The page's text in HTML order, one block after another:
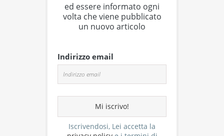
ed essere informato ogni
volta che viene pubblicato
un nuovo articolo
Indirizzo email
Iscrivendosi, Lei accetta la